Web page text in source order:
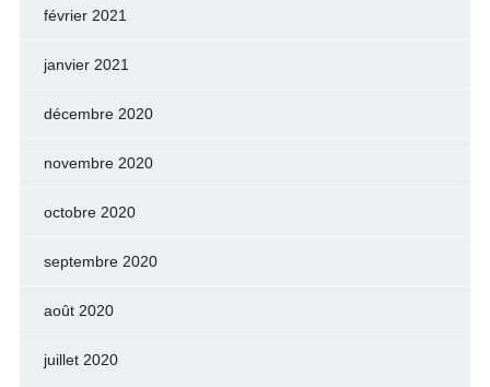
février 2021
janvier 2021
décembre 2020
novembre 2020
octobre 2020
septembre 2020
août 2020
juillet 2020